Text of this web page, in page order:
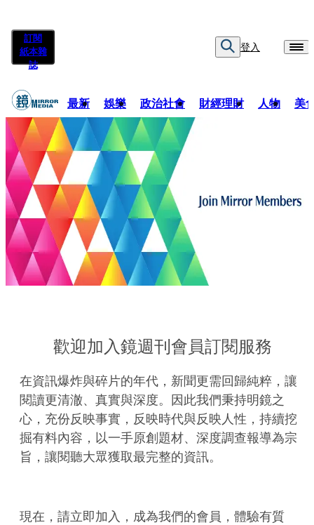
訂閱
紙本雜
誌
登入
最新 娛樂 政治社會 財經理財 人物 美
歡迎加入鏡週刊會員訂閱服務
在資訊爆炸與碎片的年代，新聞更需回歸純粹，讓
閱讀更清澈、真實與深度。因此我們秉持明鏡之
心，充份反映事實，反映時代與反映人性，持續挖
掘有料內容，以一手原創題材、深度調查報導為宗
旨，讓閱聽大眾獲取最完整的資訊。
現在，請立即加入，成為我們的會員，體驗有質